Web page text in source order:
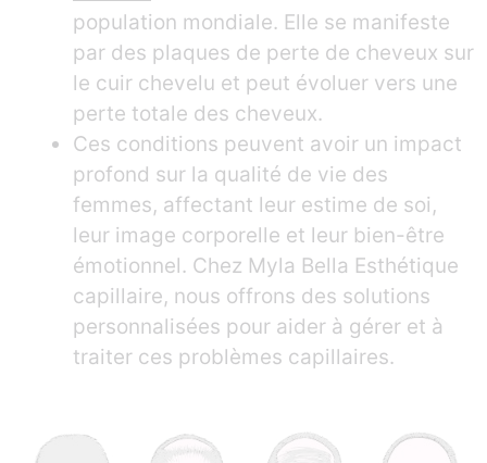
population mondiale. Elle se manifeste
par des plaques de perte de cheveux sur
le cuir chevelu et peut évoluer vers une
perte totale des cheveux.
Ces conditions peuvent avoir un impact
profond sur la qualité de vie des
femmes, affectant leur estime de soi,
leur image corporelle et leur bien-être
émotionnel. Chez Myla Bella Esthétique
capillaire, nous offrons des solutions
personnalisées pour aider à gérer et à
traiter ces problèmes capillaires.